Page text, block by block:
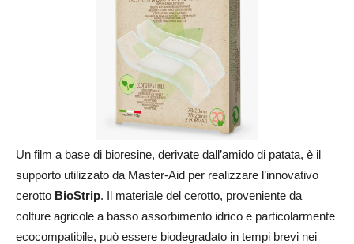
Un film a base di bioresine, derivate dall’amido di patata, è il
supporto utilizzato da Master-Aid per realizzare l’innovativo
cerotto BioStrip. Il materiale del cerotto, proveniente da
colture agricole a basso assorbimento idrico e particolarmente
ecocompatibile, può essere biodegradato in tempi brevi nei